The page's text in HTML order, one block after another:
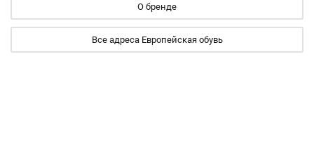
О бренде
Все адреса Европейская обувь